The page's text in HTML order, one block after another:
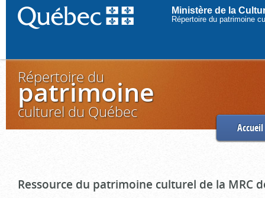
Ministère de la
Répertoire du patrimoine
Répertoire du
patrimoine
culturel du Québec
Accueil
Ressource du patrimoine culturel de la MRC